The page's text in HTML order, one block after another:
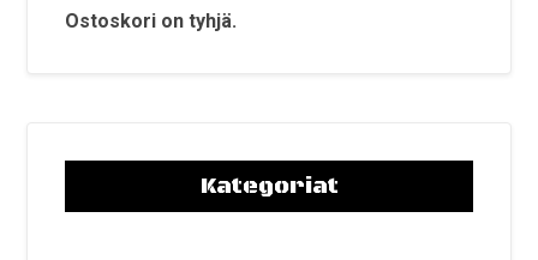
Ostoskori on tyhjä.
Kategoriat